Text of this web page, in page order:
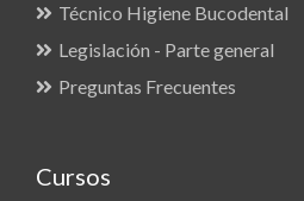
Técnico Higiene Bucodental
Legislación - Parte general
Preguntas Frecuentes
Cursos